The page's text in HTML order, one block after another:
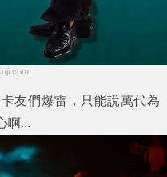
友們爆雷，只能說萬代為
啊...